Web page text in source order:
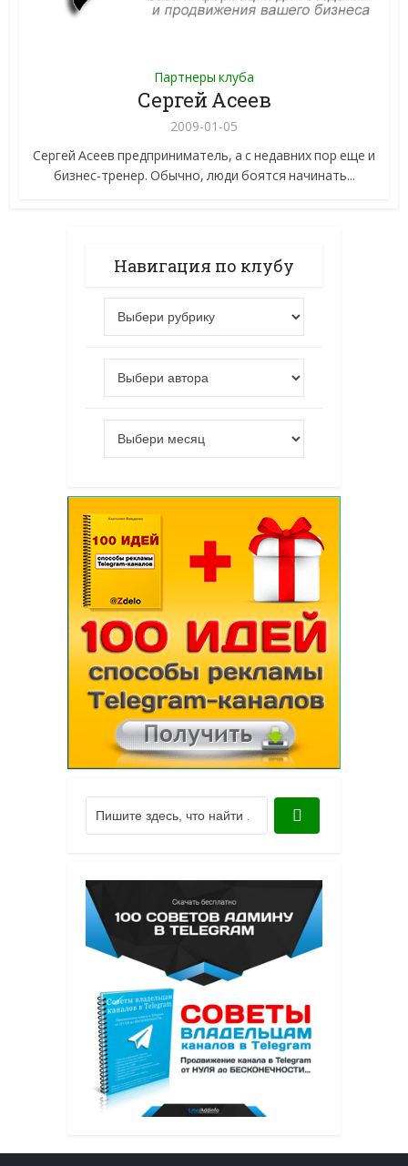
Партнеры клуба
Сергей Асеев
2009-01-05
Сергей Асеев предприниматель, а с недавних пор еще и
бизнес-тренер. Обычно, люди боятся начинать...
Навигация по клубу